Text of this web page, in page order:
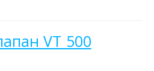
VT 500